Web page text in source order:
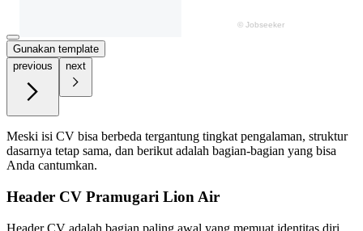
Gunakan template
previous
next
Meski isi CV bisa berbeda tergantung tingkat pengalaman, struktur
dasarnya tetap sama, dan berikut adalah bagian-bagian yang bisa
Anda cantumkan.
Header CV Pramugari Lion Air
Header CV adalah bagian paling awal yang memuat identitas diri